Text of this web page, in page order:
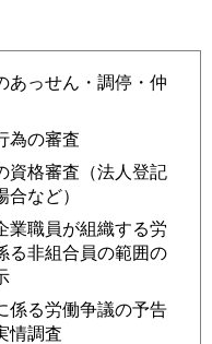
あっせん・調停・仲
為の審査
資格審査（法人登記
合など）
業職員が組織する労
る非組合員の範囲の
係る労働争議の予告
情調査